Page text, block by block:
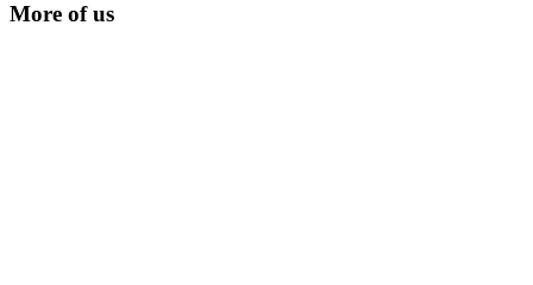
More of us